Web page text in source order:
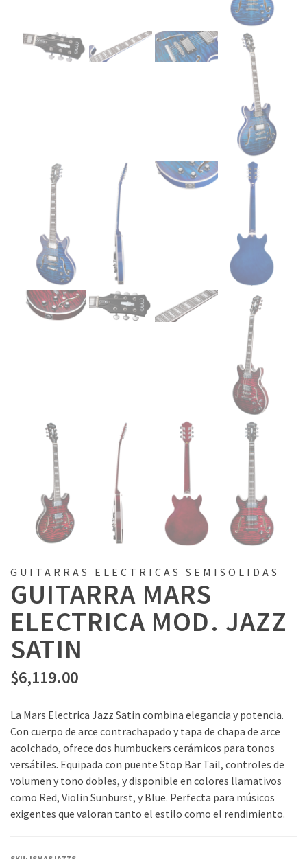
GUITARRAS ELECTRICAS SEMISOLIDAS
GUITARRA MARS
ELECTRICA MOD. JAZZ
SATIN
$6,119.00
La Mars Electrica Jazz Satin combina elegancia y potencia.
Con cuerpo de arce contrachapado y tapa de chapa de arce
acolchado, ofrece dos humbuckers cerámicos para tonos
versátiles. Equipada con puente Stop Bar Tail, controles de
volumen y tono dobles, y disponible en colores llamativos
como Red, Violin Sunburst, y Blue. Perfecta para músicos
exigentes que valoran tanto el estilo como el rendimiento.